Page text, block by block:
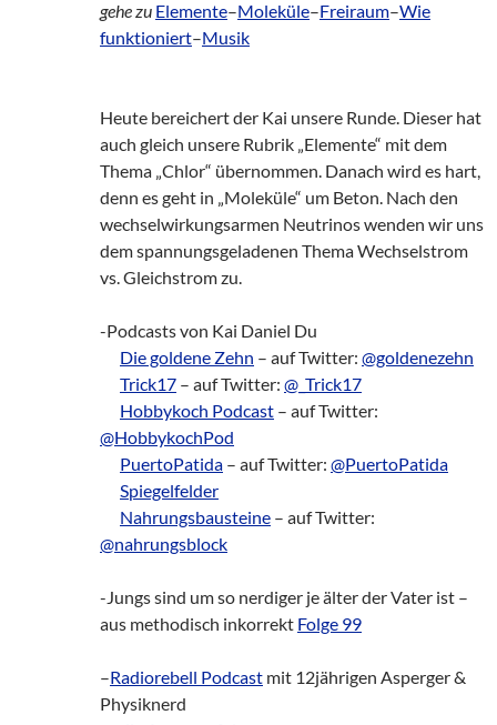
gehe zu Elemente–Moleküle–Freiraum–Wie
funktioniert–Musik
Heute bereichert der Kai unsere Runde. Dieser hat
auch gleich unsere Rubrik „Elemente“ mit dem
Thema „Chlor“ übernommen. Danach wird es hart,
denn es geht in „Moleküle“ um Beton. Nach den
wechselwirkungsarmen Neutrinos wenden wir uns
dem spannungsgeladenen Thema Wechselstrom
vs. Gleichstrom zu.
-Podcasts von Kai Daniel Du
Die goldene Zehn – auf Twitter: @goldenezehn
Trick17 – auf Twitter: @_Trick17
Hobbykoch Podcast – auf Twitter:
@HobbykochPod
PuertoPatida – auf Twitter: @PuertoPatida
Spiegelfelder
Nahrungsbausteine – auf Twitter:
@nahrungsblock
-Jungs sind um so nerdiger je älter der Vater ist –
aus methodisch inkorrekt Folge 99
–Radiorebell Podcast mit 12jährigen Asperger &
Physiknerd